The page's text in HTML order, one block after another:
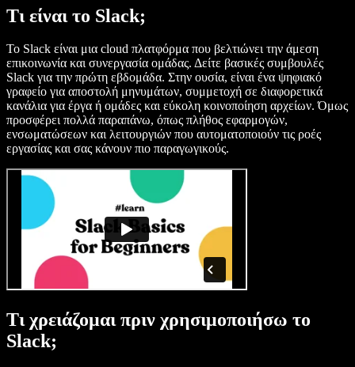
Τι είναι το Slack;
Το Slack είναι μια cloud πλατφόρμα που βελτιώνει την άμεση
επικοινωνία και συνεργασία ομάδας. Δείτε βασικές συμβουλές
Slack για την πρώτη εβδομάδα. Στην ουσία, είναι ένα ψηφιακό
γραφείο για αποστολή μηνυμάτων, συμμετοχή σε διαφορετικά
κανάλια για έργα ή ομάδες και εύκολη κοινοποίηση αρχείων. Όμως
προσφέρει πολλά παραπάνω, όπως πλήθος εφαρμογών,
ενσωματώσεων και λειτουργιών που αυτοματοποιούν τις ροές
εργασίας και σας κάνουν πιο παραγωγικούς.
Τι χρειάζομαι πριν χρησιμοποιήσω το
Slack;